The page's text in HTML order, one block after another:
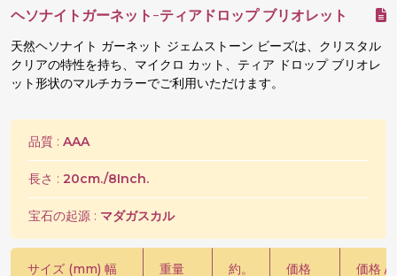
ヘソナイトガーネット-ティアドロップ ブリオレット
天然ヘソナイト ガーネット ジェムストーン ビーズは、クリスタル
クリアの特性を持ち、マイクロ カット、ティア ドロップ ブリオレ
ット形状のマルチカラーでご利用いただけます。
品質 : AAA
長さ : 20cm./8Inch.
宝石の起源 : マダガスカル
サイズ (mm) 幅 重量 約。 価格 価格 /